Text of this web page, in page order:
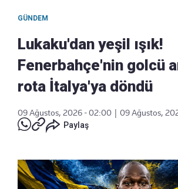
GÜNDEM
Lukaku'dan yeşil ışık!
Fenerbahçe'nin golcü
rota İtalya'ya döndü
09 Ağustos, 2026 - 02:00
09 Ağustos,
Paylaş